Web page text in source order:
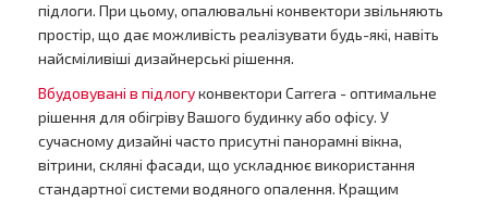
підлоги. При цьому, опалювальні конвектори звільняють
простір, що дає можливість реалізувати будь-які, навіть
найсміливіші дизайнерські рішення.
Вбудовувані в підлогуконвектори Carrera - оптимальне
рішення для обігріву Вашого будинку або офісу. У
сучасному дизайні часто присутні панорамні вікна,
вітрини, скляні фасади, що ускладнює використання
стандартної системи водяного опалення. Кращим